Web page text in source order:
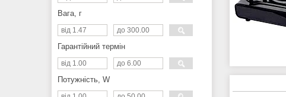
Вага, г
Гарантійний термін
Потужність, W